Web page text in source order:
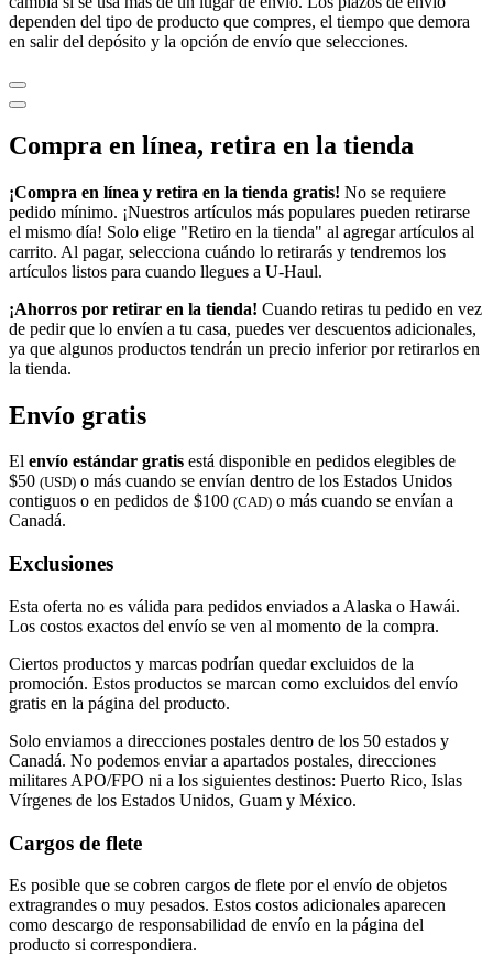
dependen del tipo de producto que compres, el tiempo que demora
en salir del depósito y la opción de envío que selecciones.
Compra en línea, retira en la tienda
¡Compra en línea y retira en la tienda gratis! No se requiere
pedido mínimo. ¡Nuestros artículos más populares pueden retirarse
el mismo día! Solo elige "Retiro en la tienda" al agregar artículos al
carrito. Al pagar, selecciona cuándo lo retirarás y tendremos los
artículos listos para cuando llegues a U-Haul.
¡Ahorros por retirar en la tienda! Cuando retiras tu pedido en vez
de pedir que lo envíen a tu casa, puedes ver descuentos adicionales,
ya que algunos productos tendrán un precio inferior por retirarlos en
la tienda.
Envío gratis
El envío estándar gratis está disponible en pedidos elegibles de
$50 (USD) o más cuando se envían dentro de los Estados Unidos
contiguos o en pedidos de $100 (CAD) o más cuando se envían a
Canadá.
Exclusiones
Esta oferta no es válida para pedidos enviados a Alaska o Hawái.
Los costos exactos del envío se ven al momento de la compra.
Ciertos productos y marcas podrían quedar excluidos de la
promoción. Estos productos se marcan como excluidos del envío
gratis en la página del producto.
Solo enviamos a direcciones postales dentro de los 50 estados y
Canadá. No podemos enviar a apartados postales, direcciones
militares APO/FPO ni a los siguientes destinos: Puerto Rico, Islas
Vírgenes de los Estados Unidos, Guam y México.
Cargos de flete
Es posible que se cobren cargos de flete por el envío de objetos
extragrandes o muy pesados. Estos costos adicionales aparecen
como descargo de responsabilidad de envío en la página del
producto si correspondiera.